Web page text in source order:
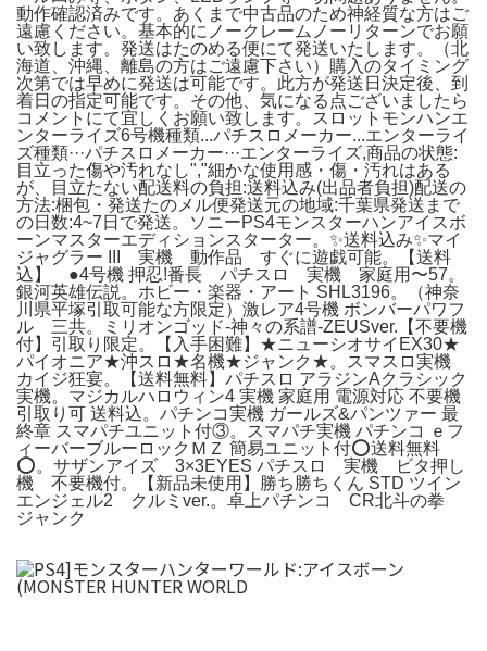
動作確認済みです。あくまで中古品のため神経質な方はご
遠慮ください。基本的にノークレームノーリターンでお願
い致します。発送はたのめる便にて発送いたします。（北
海道、沖縄、離島の方はご遠慮下さい）購入のタイミング
次第では早めに発送は可能です。此方が発送日決定後、到
着日の指定可能です。その他、気になる点ございましたら
コメントにて宜しくお願い致します。スロットモンハンエ
ンターライズ6号機種類...パチスロメーカー...エンターライ
ズ種類···パチスロメーカー···エンターライズ,商品の状態:
目立った傷や汚れなし","細かな使用感・傷・汚れはある
が、目立たない配送料の負担:送料込み(出品者負担)配送の
方法:梱包・発送たのメル便発送元の地域:千葉県発送まで
の日数:4~7日で発送。ソニーPS4モンスターハンアイスボ
ーンマスターエディションスターター。✨送料込み✨マイ
ジャグラー III 実機 動作品 すぐに遊戯可能。【送料
込】 ●4号機 押忍!番長 パチスロ 実機 家庭用〜57。
銀河英雄伝説。ホビー・楽器・アート SHL3196。（神奈
川県平塚引取可能な方限定）激レア4号機 ボンバーパワフ
ル 三共。ミリオンゴッド-神々の系譜-ZEUSver.【不要機
付】引取り限定。【入手困難】★ニューシオサイEX30★
パイオニア★沖スロ★名機★ジャンク★。スマスロ実機
カイジ狂宴。【送料無料】パチスロ アラジンAクラシック
実機。マジカルハロウィン4 実機 家庭用 電源対応 不要機
引取り可 送料込。パチンコ実機 ガールズ&パンツァー 最
終章 スマパチユニット付③。スマパチ実機 パチンコ ｅフ
ィーバーブルーロックＭＺ 簡易ユニット付⭕️送料無料
⭕️。サザンアイズ 3×3EYES パチスロ 実機 ビタ押し
機 不要機付。【新品未使用】勝ち勝ちくん STD ツイン
エンジェル2 クルミver.。卓上パチンコ CR北斗の拳
ジャンク